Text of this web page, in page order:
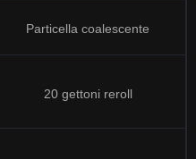
Particella coalescente
20 gettoni reroll